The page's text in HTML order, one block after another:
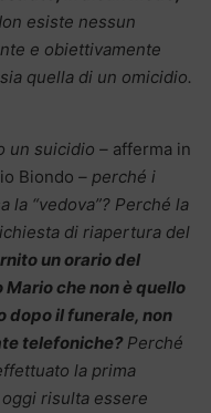
esiste nessun
e obiettivamente
quella di un omicidio.
un suicidio – afferma in
Biondo – perché i
la “vedova”? Perché la
di riapertura del
un orario del
che non è quello
dopo il funerale, non
telefoniche? Perché
la prima
risulta essere